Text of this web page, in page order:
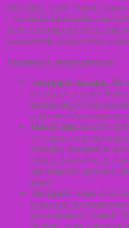
яблока
Moisturizing
Apple
Hand
Cream
мл
3W Clinic Apple Hand
с экстрактом яблока. Он
её от негативных внешних
проявление возрастных
Активные ингредиенты:
Экстракт яблока.
тонизирует кожу. Оно
активизирует
собственного
Масло ши. Масло
заполняет все
глубину морщин и
синтез коллагена и
признаками раннего
кожи.
Экстракт алоэ. Алоэ
устраняет
регенерацию тканей.
баланс, устраняет